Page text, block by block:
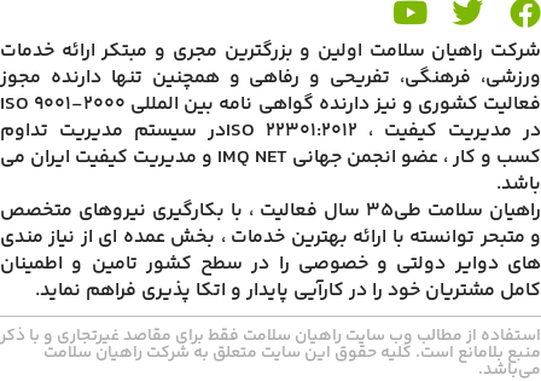
شرکت راهیان سلامت اولین و بزرگترین مجری و مبتکر ارائه خدمات
ورزشی، فرهنگی، تفریحی و رفاهی و همچنین تنها دارنده مجوز
فعالیت کشوری و نیز دارنده گواهی نامه بین المللی ISO 9001-2000
در مدیریت کیفیت ، ISO 22301:2012در سیستم مدیریت تداوم
کسب و کار ، عضو انجمن جهانی IMQ NET و مدیریت کیفیت ایران می
باشد.
راهیان سلامت طی35 سال فعالیت ، با بکارگیری نیروهای متخصص
و متبحر توانسته با ارائه بهترین خدمات ، بخش عمده ای از نیاز مندی
های دوایر دولتی و خصوصی را در سطح کشور تامین و اطمینان
کامل مشتریان خود را در کارآیی پایدار و اتکا پذیری فراهم نماید.
استفاده از مطالب وب سایت راهیان سلامت فقط برای مقاصد غیرتجاری و با ذکر
منبع بلامانع است. کلیه حقوق این سایت متعلق به شرکت راهیان سلامت
می‌باشد.